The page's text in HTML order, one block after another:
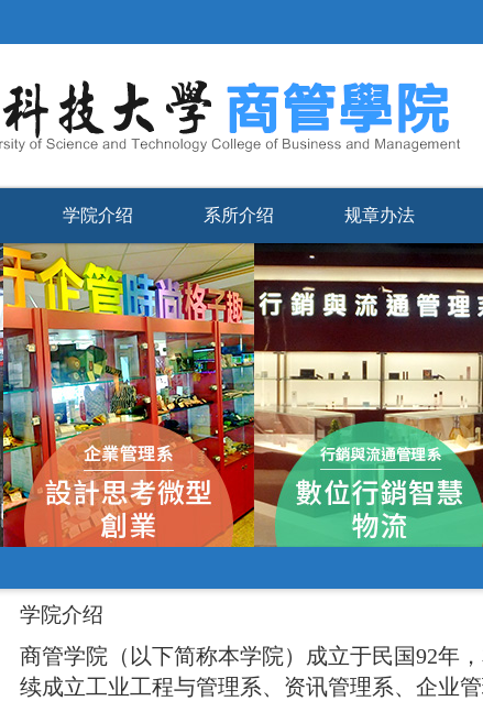
学院介绍 系所介绍 规章办法
学院介绍
商管学院（以下简称本学院）成立于民国92年
续成立工业工程与管理系、资讯管理系、企业